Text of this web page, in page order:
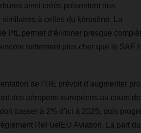
ainsi créés présentent des
similaires à celles du kérosène. La
PtL permet d’éliminer presque
nettement plus cher que le SAF
de l’UE prévoit d’augmenter
des aéroports européens au cours
passer à 2% d’ici à 2025, puis
ReFuelEU Aviation. La part